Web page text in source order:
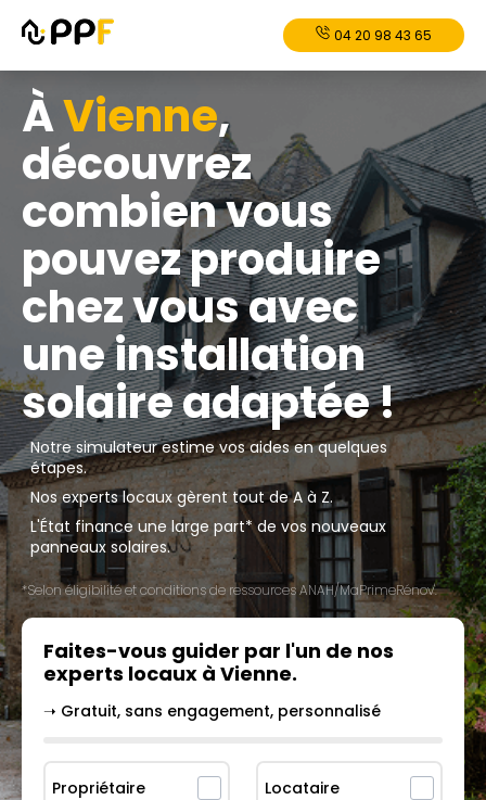
04 20 98 43 65
ÀVienne,
découvrez
combien vous
pouvez produire
chez vous avec
une installation
solaire adaptée !
Notre simulateur estime vos aides en quelques
étapes.
Nos experts locaux gèrent tout de A à Z.
L'État finance une large part* de vos nouveaux
panneaux solaires.
*Selon éligibilité et conditions de ressources ANAH/MaPrimeRénov'.
Faites-vous guider par l'un de nos
experts locaux à Vienne.
➝ Gratuit, sans engagement, personnalisé
Propriétaire Locataire